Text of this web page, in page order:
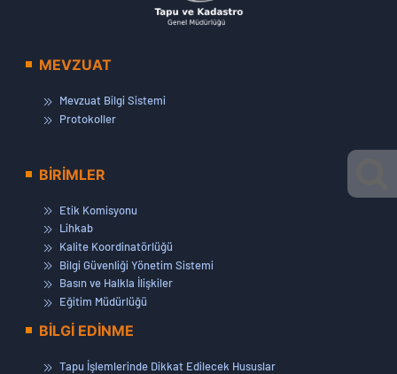
MEVZUAT
Mevzuat Bilgi Sistemi
Protokoller
BİRİMLER
Etik Komisyonu
Lihkab
Kalite Koordinatörlüğü
Bilgi Güvenliği Yönetim Sistemi
Basın ve Halkla İlişkiler
Eğitim Müdürlüğü
BİLGİ EDİNME
Tapu İşlemlerinde Dikkat Edilecek Hususlar